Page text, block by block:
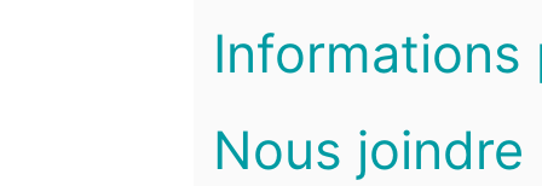
Informations
Nous joindre